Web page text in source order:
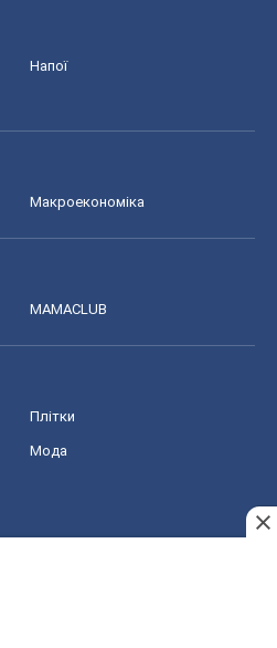
Напої
Макроекономіка
MAMACLUB
Плітки
Мода